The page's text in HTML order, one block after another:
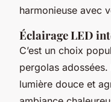
harmonieuse avec
Éclairage LED
C’est un choix
pergolas
lumière douce et